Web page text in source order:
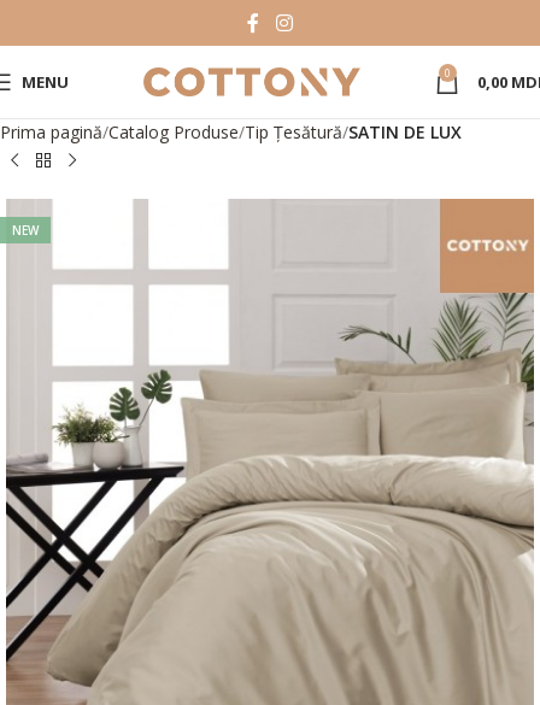
MENU 0 0,00
Prima pagină Catalog Produse Tip Țesătură SATIN DE LUX
NEW